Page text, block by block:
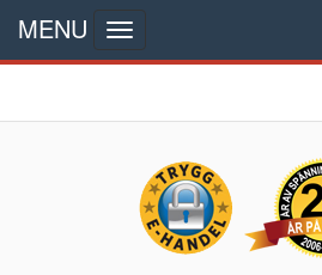
MENU
Toggle
navigation